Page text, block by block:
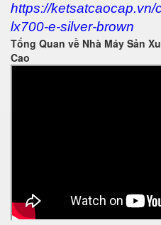
https://ketsatcaocap.vn/
lx700-e-silver-brown
Tổng Quan về Nhà Máy Sản
Cao